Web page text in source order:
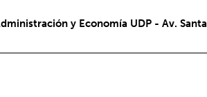
y Economía UDP - Av.